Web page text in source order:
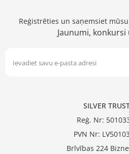
Reģistrēties un saņemsiet
Jaunumi,
SILVER
Reģ. Nr:
PVN Nr:
Brīvības 224